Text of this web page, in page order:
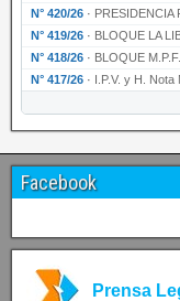
N° 420/26 · PRESIDENCIA
N° 419/26 · BLOQUE LA
N° 418/26 · BLOQUE M.P.F.
N° 417/26 · I.P.V. y H. Nota N°
Facebook
Prensa